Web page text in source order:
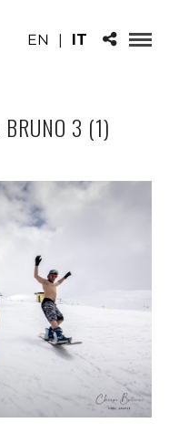
EN | IT
3 (1)